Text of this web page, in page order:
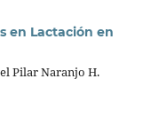
en Lactación en
Pilar Naranjo H.